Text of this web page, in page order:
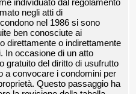
individuato dal regolamento
negli atti di
nel 1986 si sono
ben conosciute ai
direttamente o indirettamente
In occasione di un atto
gratuito del diritto di usufrutto
a convocare i condomini per
Questo passaggio ha